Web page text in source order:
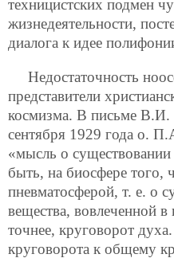
техницистских подмен
жизнедеятельности,
диалога к идее
Недостаточность
представители
космизма. В письме В.И.
сентября 1929 года о.
«мысль о
быть, на биосфере того,
пневматосферой, т. е. о
вещества, вовлеченной
точнее, круговорот
круговорота к общему